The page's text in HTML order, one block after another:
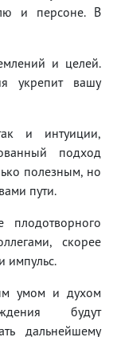
и персоне. В
и целей.
укрепит вашу
и интуиции,
подход
полезным, но
пути.
скорее
импульс.
умом и духом
будут
дальнейшему